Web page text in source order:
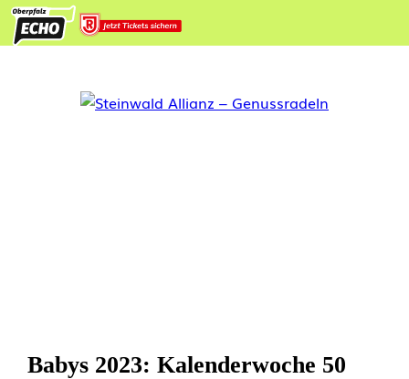
Babys 2023: Kalenderwoche 50